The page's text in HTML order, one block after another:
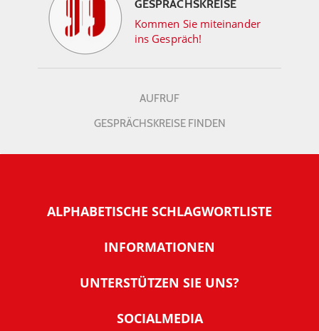
GESPRÄCHSKREISE
Kommen Sie miteinander
ins Gespräch!
AUFRUF
GESPRÄCHSKREISE FINDEN
ALPHABETISCHE SCHLAGWORTLISTE
INFORMATIONEN
Warum NachDenkSeiten
Tipps zur Nutzung der NachDenkSeiten
UNTERSTÜTZEN SIE UNS?
SOCIALMEDIA